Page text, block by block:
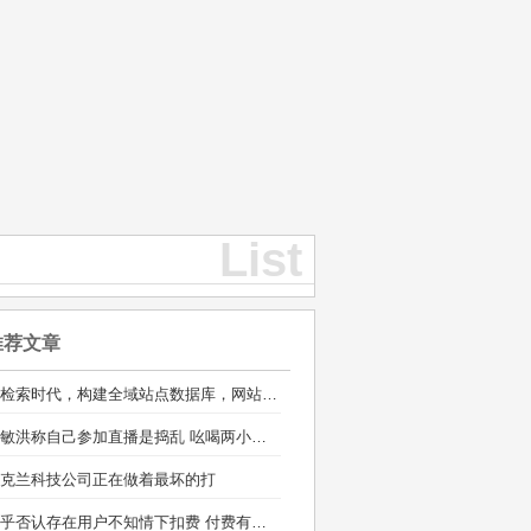
List
荐文章
AI检索时代，构建全域站点数据库，网站库上线运营
俞敏洪称自己参加直播是捣乱 吆喝两小时销售额100多万
兰科技公司正在做着最坏的打
知乎否认存在用户不知情下扣费 付费有标准的通知流程